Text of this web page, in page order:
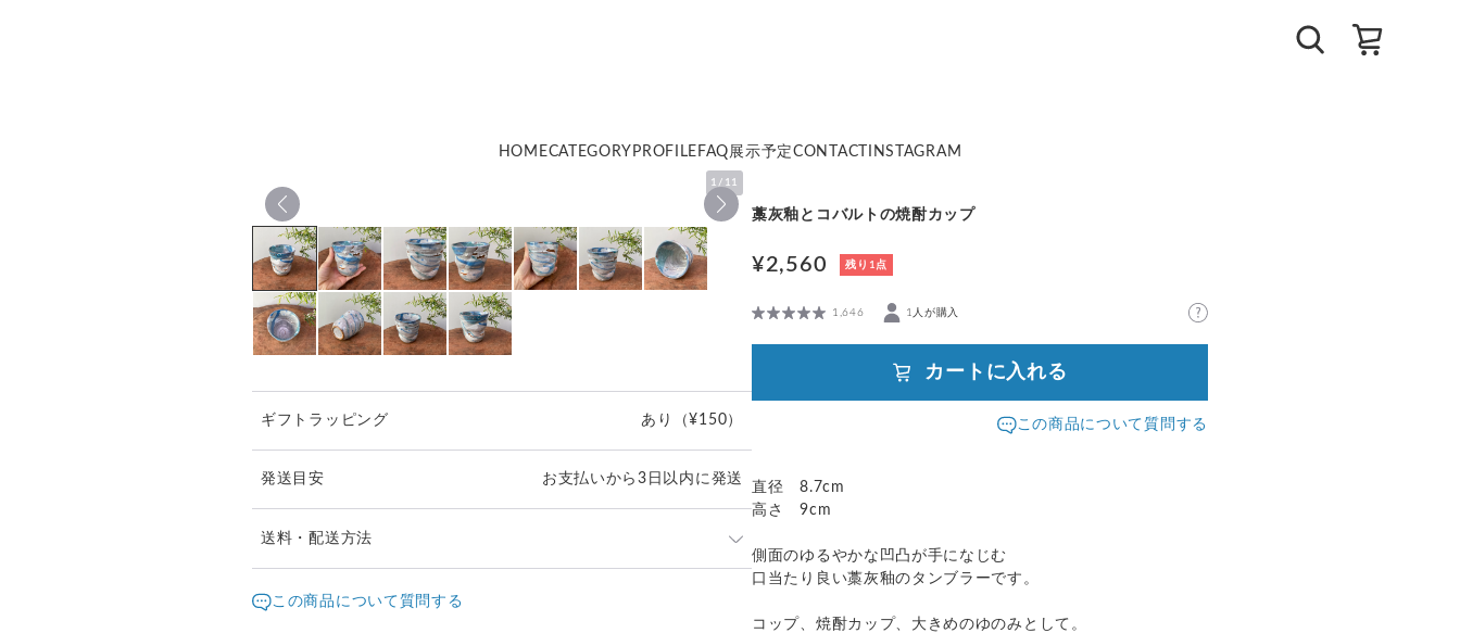
HOMECATEGORY PROFILE FAQ展示予定CONTACT INSTAGRAM
1 / 11
ギフトラッピング あり （¥150）
発送目安 お支払いから3日以内に発送
送料・配送方法
この商品について質問する
藁灰釉とコバルトの焼酎カップ
¥2,560 残り1点
1,646 1人が購入
カートに入れる
この商品について質問する
直径 8.7cm
高さ 9cm
側面のゆるやかな凹凸が手になじむ
口当たり良い藁灰釉のタンブラーです。
コップ、焼酎カップ、大きめのゆのみとして。